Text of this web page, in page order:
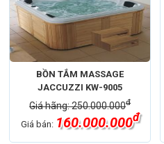
BỒN TẮM MASSAGE
JACCUZZI KW-9005
Giá hãng: 250.000.000đ
Giá bán: 160.000.000đ